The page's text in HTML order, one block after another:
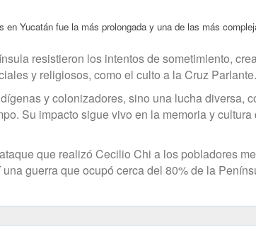
Yucatán fue la más prolongada y una de las más
resistieron los intentos de sometimiento,
y religiosos, como el culto a la Cruz Parlante.
y colonizadores, sino una lucha diversa,
Su impacto sigue vivo en la memoria y cultura
que realizó Cecilio Chi a los pobladores
guerra que ocupó cerca del 80% de la